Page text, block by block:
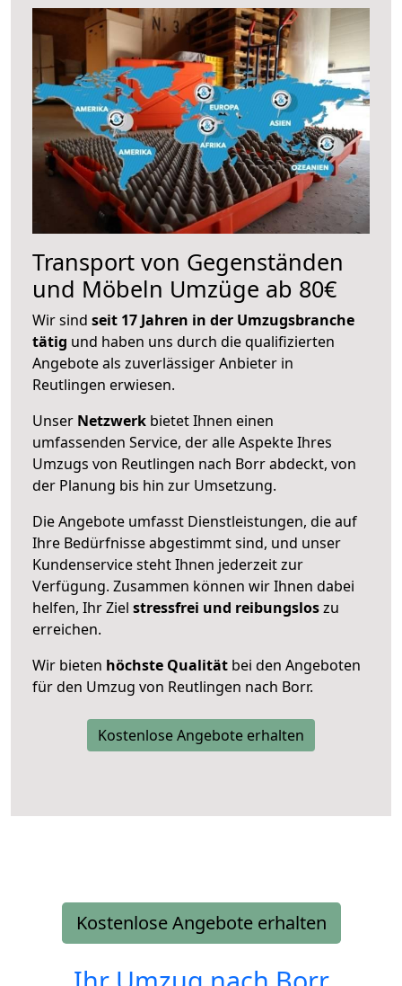
Transport von Gegenständen
und Möbeln Umzüge ab 80€
Wir sind seit 17 Jahren in der Umzugsbranche
tätig und haben uns durch die qualifizierten
Angebote als zuverlässiger Anbieter in
Reutlingen erwiesen.
Unser Netzwerk bietet Ihnen einen
umfassenden Service, der alle Aspekte Ihres
Umzugs von Reutlingen nach Borr abdeckt, von
der Planung bis hin zur Umsetzung.
Die Angebote umfasst Dienstleistungen, die auf
Ihre Bedürfnisse abgestimmt sind, und unser
Kundenservice steht Ihnen jederzeit zur
Verfügung. Zusammen können wir Ihnen dabei
helfen, Ihr Ziel stressfrei und reibungsloszu
erreichen.
Wir bieten höchste Qualität bei den Angeboten
für den Umzug von Reutlingen nach Borr.
Kostenlose Angebote erhalten
Kostenlose Angebote erhalten